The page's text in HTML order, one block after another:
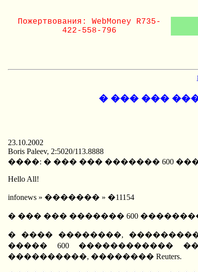
Пожертвования: WebMoney R735-
422-558-796
� ��� ���
23.10.2002
Boris Paleev, 2:5020/113.8888
����: � ��� ��� ������� 600
Hello All!
infonews » ������� » �11154
� ��� ��� ������� 600
� ���� ��������,
����� 600 ������������
����������, �������� Reuters.